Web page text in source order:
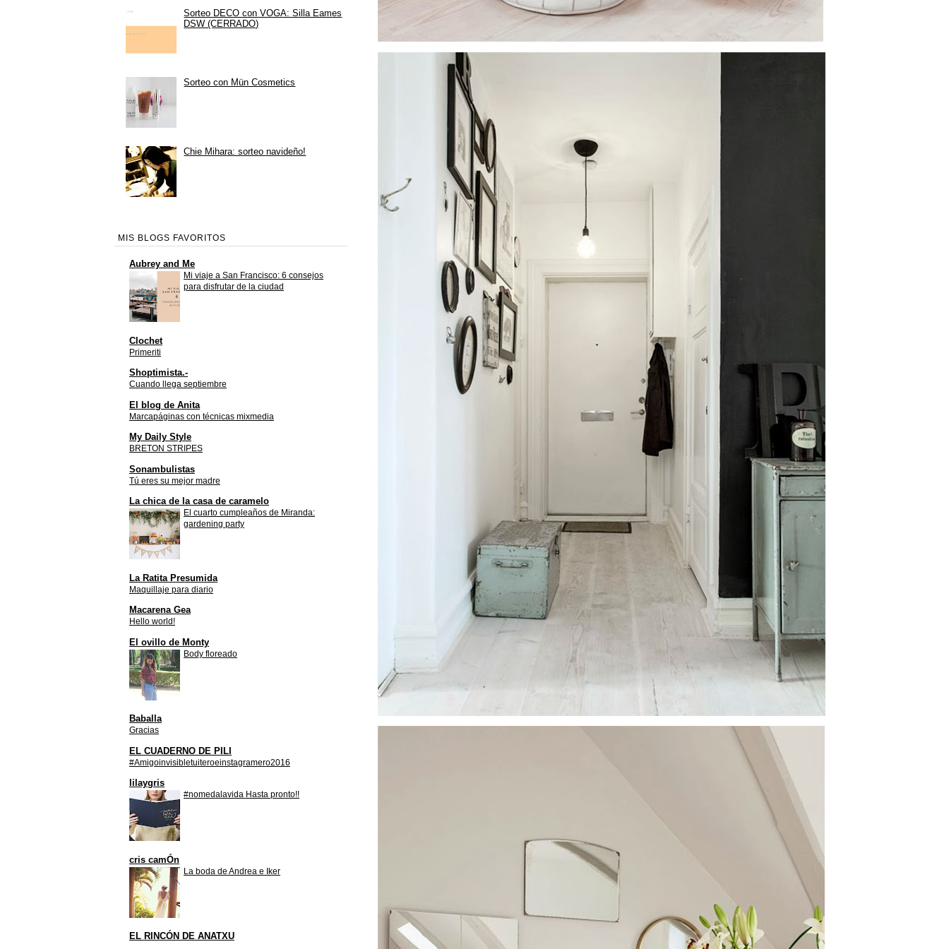
Sorteo DECO con VOGA: Silla Eames
DSW (CERRADO)
Sorteo con Mün Cosmetics
Chie Mihara: sorteo navideño!
MIS BLOGS FAVORITOS
Aubrey and Me
Mi viaje a San Francisco: 6 consejos
para disfrutar de la ciudad
Clochet
Primeriti
Shoptimista.-
Cuando llega septiembre
El blog de Anita
Marcapáginas con técnicas mixmedia
My Daily Style
BRETON STRIPES
Sonambulistas
Tú eres su mejor madre
La chica de la casa de caramelo
El cuarto cumpleaños de Miranda:
gardening party
La Ratita Presumida
Maquillaje para diario
Macarena Gea
Hello world!
El ovillo de Monty
Body floreado
Baballa
Gracias
EL CUADERNO DE PILI
#Amigoinvisibletuiteroeinstagramero2016
lilaygris
#nomedalavida Hasta pronto!!
cris camÓn
La boda de Andrea e Iker
EL RINCÓN DE ANATXU